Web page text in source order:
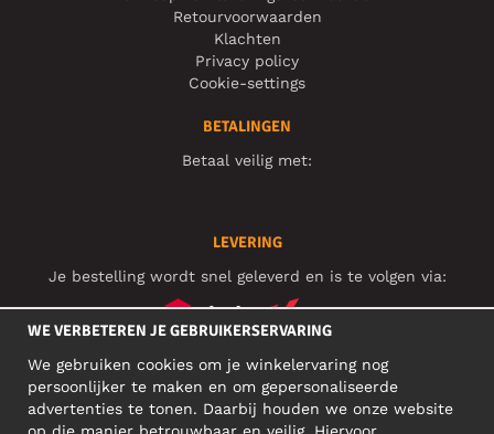
Retourvoorwaarden
Klachten
Privacy policy
Cookie-settings
BETALINGEN
Betaal veilig met:
LEVERING
Je bestelling wordt snel geleverd en is te volgen via:
SOCIAL MEDIA
WE VERBETEREN JE GEBRUIKERSERVARING
We gebruiken cookies om je winkelervaring nog
persoonlijker te maken en om gepersonaliseerde
advertenties te tonen. Daarbij houden we onze website